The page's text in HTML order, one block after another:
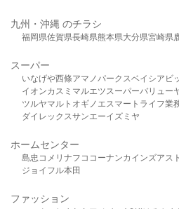
九州・沖縄 のチラシ
福岡県佐賀県長崎県熊本県大分県宮崎県
スーパー
いなげや西條アマノパークスベイシア ビ
イオンカスミ マルエツスーパーバリュー
ツルヤマルト オギノ エスマート ライフ業
ダイレックスサンエーイズミヤ
ホームセンター
島忠 コメリ ナフコ コーナンカインズアス
ジョイフル本田
ファッション